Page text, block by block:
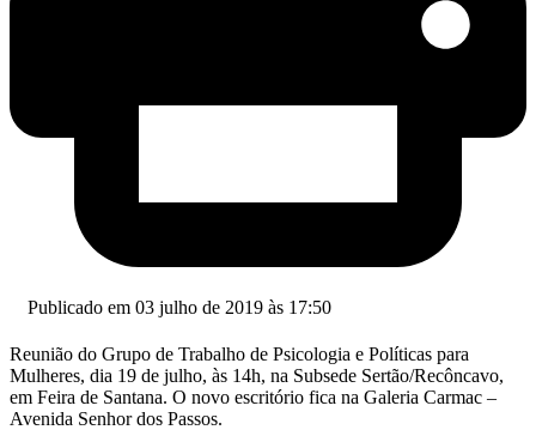
Publicado em 03 julho de 2019 às 17:50
Reunião do Grupo de Trabalho de Psicologia e Políticas para
Mulheres, dia 19 de julho, às 14h, na Subsede Sertão/Recôncavo,
em Feira de Santana. O novo escritório fica na Galeria Carmac –
Avenida Senhor dos Passos.